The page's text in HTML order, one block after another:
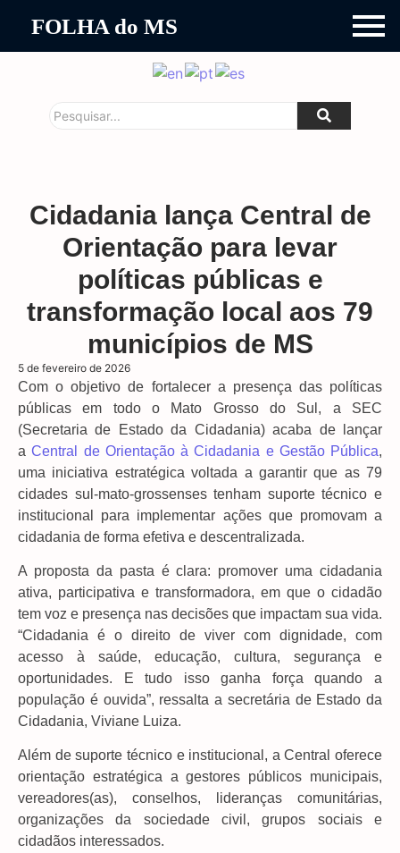
FOLHA do MS
Cidadania lança Central de
Orientação para levar
políticas públicas e
transformação local aos 79
municípios de MS
5 de fevereiro de 2026
Com o objetivo de fortalecer a presença das políticas
públicas em todo o Mato Grosso do Sul, a SEC
(Secretaria de Estado da Cidadania) acaba de lançar
aCentral de Orientação à Cidadania e Gestão Pública,
uma iniciativa estratégica voltada a garantir que as 79
cidades sul-mato-grossenses tenham suporte técnico e
institucional para implementar ações que promovam a
cidadania de forma efetiva e descentralizada.
A proposta da pasta é clara: promover uma cidadania
ativa, participativa e transformadora, em que o cidadão
tem voz e presença nas decisões que impactam sua vida.
“Cidadania é o direito de viver com dignidade, com
acesso à saúde, educação, cultura, segurança e
oportunidades. E tudo isso ganha força quando a
população é ouvida”, ressalta a secretária de Estado da
Cidadania, Viviane Luiza.
Além de suporte técnico e institucional, a Central oferece
orientação estratégica a gestores públicos municipais,
vereadores(as), conselhos, lideranças comunitárias,
organizações da sociedade civil, grupos sociais e
cidadãos interessados.